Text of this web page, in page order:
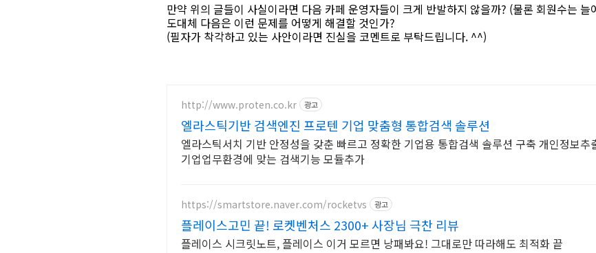
만약 위의 글들이 사실이라면 다음 카페 운영자들이 크게 반발하지 않을까? (물론 회원수는 늘
도대체 다음은 이런 문제를 어떻게 해결할 것인가?
(필자가 착각하고 있는 사안이라면 진실을 코멘트로 부탁드립니다. ^^)
http://www.proten.co.kr 광고
엘라스틱기반 검색엔진 프로텐 기업 맞춤형 통합검색 솔루션
엘라스틱서치 기반 안정성을 갖춘 빠르고 정확한 기업용 통합검색 솔루션 구축 개인정보추
기업업무환경에 맞는 검색기능 모듈추가
https://smartstore.naver.com/rocketvs 광고
플레이스고민 끝! 로켓벤처스 2300+ 사장님 극찬 리뷰
플레이스 시크릿노트, 플레이스 이거 모르면 낭패봐요! 그대로만 따라해도 최적화 끝